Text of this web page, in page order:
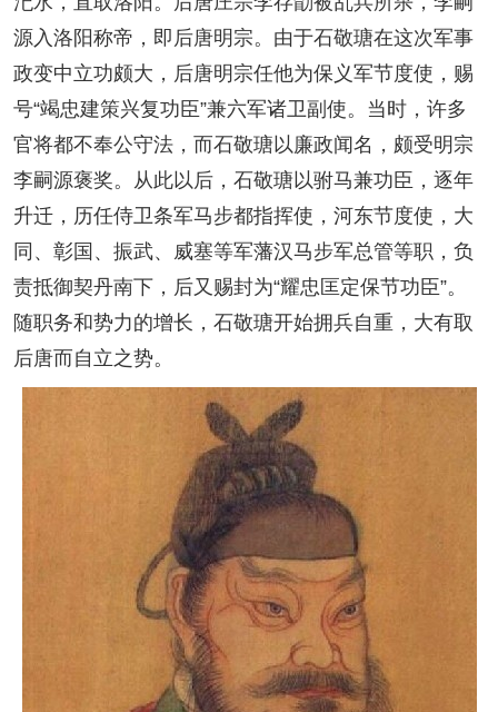
源入洛阳称帝，即后唐明宗。由于石敬瑭在这次军事
政变中立功颇大，后唐明宗任他为保义军节度使，赐
号“竭忠建策兴复功臣”兼六军诸卫副使。当时，许多
官将都不奉公守法，而石敬瑭以廉政闻名，颇受明宗
李嗣源褒奖。从此以后，石敬瑭以驸马兼功臣，逐年
升迁，历任侍卫条军马步都指挥使，河东节度使，大
同、彰国、振武、威塞等军藩汉马步军总管等职，负
责抵御契丹南下，后又赐封为“耀忠匡定保节功臣”。
随职务和势力的增长，石敬瑭开始拥兵自重，大有取
后唐而自立之势。